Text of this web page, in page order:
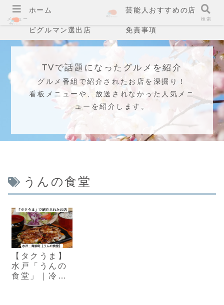
ホーム 芸能人おすすめの店
ビグルマン選出店 免責事項
TVで話題になったグルメを紹介
グルメ番組で紹介されたお店を深掘り！
看板メニューや、放送されなかった人気メニ
ューを紹介します。
うんの食堂
【タクうま】
水戸「うんの
食堂」｜冷や
メニュー 検索